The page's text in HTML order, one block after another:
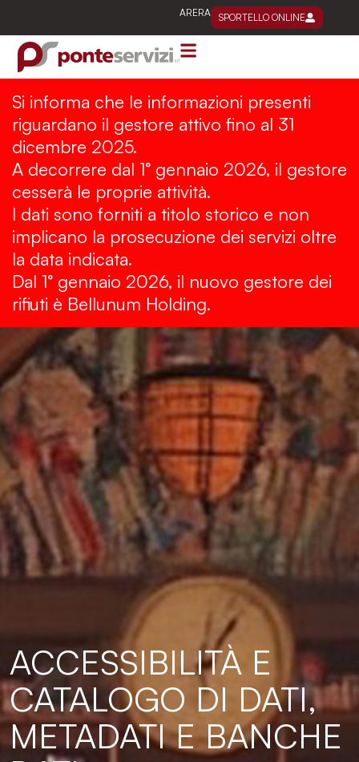
contenuto
ARERA SPORTELLO ONLINE
Si informa che le informazioni presenti
riguardano il gestore attivo fino al 31
dicembre 2025.
A decorrere dal 1° gennaio 2026, il gestore
cesserà le proprie attività.
I dati sono forniti a titolo storico e non
implicano la prosecuzione dei servizi oltre
la data indicata.
Dal 1° gennaio 2026, il nuovo gestore dei
rifiuti è Bellunum Holding.
ACCESSIBILITÀ E
CATALOGO DI DATI,
METADATI E BANCHE